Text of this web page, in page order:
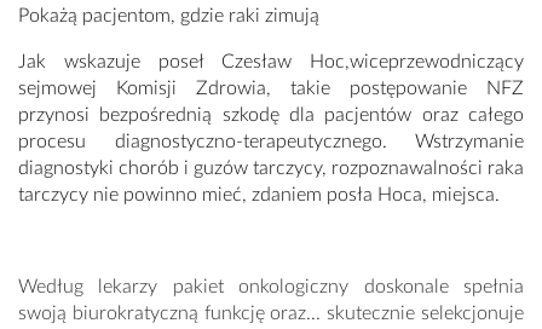
Pokażą pacjentom, gdzie raki zimują
Jak wskazuje poseł Czesław Hoc,wiceprzewodniczący
sejmowej Komisji Zdrowia, takie postępowanie NFZ
przynosi bezpośrednią szkodę dla pacjentów oraz całego
procesu diagnostyczno-terapeutycznego. Wstrzymanie
diagnostyki chorób i guzów tarczycy, rozpoznawalności raka
tarczycy nie powinno mieć, zdaniem posła Hoca, miejsca.
Według lekarzy pakiet onkologiczny doskonale spełnia
swoją biurokratyczną funkcję oraz... skutecznie selekcjonuje